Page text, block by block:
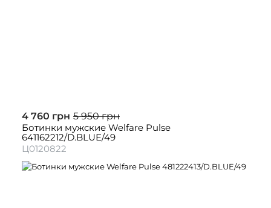
4 760 грн 5 950 грн
Ботинки мужские Welfare Pulse
641162212/D.BLUE/49
Ц0120822